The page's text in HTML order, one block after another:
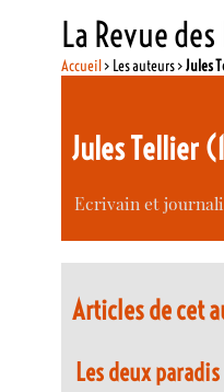
La Revue
Accueil> Les auteurs >Jules
Jules Tellier
Ecrivain et
Articles de cet
Les deux